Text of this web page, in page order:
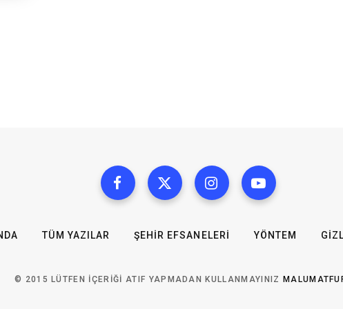
TÜM YAZILAR ŞEHIR EFSANELERI YÖNTEM
© 2015 LÜTFEN IÇERIĞI ATIF YAPMADAN KULLANMAYINIZ